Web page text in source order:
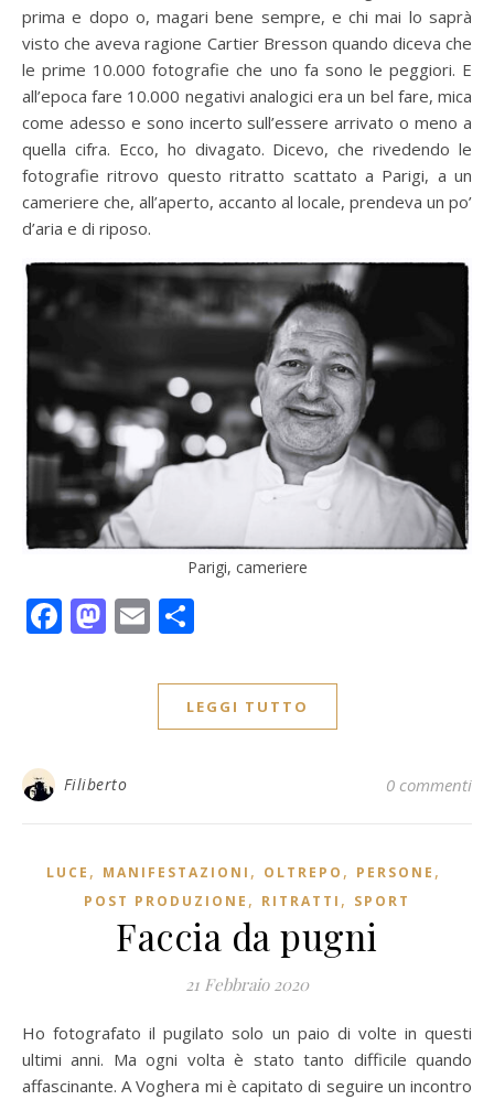
prima e dopo o, magari bene sempre, e chi mai lo saprà
visto che aveva ragione Cartier Bresson quando diceva che
le prime 10.000 fotografie che uno fa sono le peggiori. E
all’epoca fare 10.000 negativi analogici era un bel fare, mica
come adesso e sono incerto sull’essere arrivato o meno a
quella cifra. Ecco, ho divagato. Dicevo, che rivedendo le
fotografie ritrovo questo ritratto scattato a Parigi, a un
cameriere che, all’aperto, accanto al locale, prendeva un po’
d’aria e di riposo.
Parigi, cameriere
Facebook
Mastodon
Email
LEGGI TUTTO
Filiberto 0 commenti
LUCE , MANIFESTAZIONI , OLTREPO , PERSONE ,
POST PRODUZIONE , RITRATTI , SPORT
Faccia da pugni
21 Febbraio 2020
Ho fotografato il pugilato solo un paio di volte in questi
ultimi anni. Ma ogni volta è stato tanto difficile quando
affascinante. A Voghera mi è capitato di seguire un incontro